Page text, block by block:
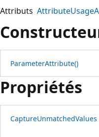
Attributs
ParameterAttribute()
Propriétés
CaptureUnmatchedValues